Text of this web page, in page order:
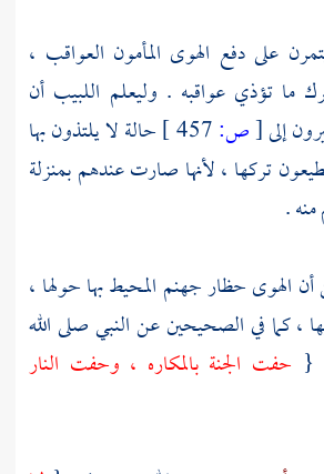
على دفع الهوى المأمون العواقب ،
ما تؤذي عواقبه . وليعلم اللبيب أن
إلى[ص:
حالة لا يلتذون بها
تركها ، لأنها صارت عندهم بمنزلة
.
أن الهوى حظار جهنم المحيط بها حولها ،
، كما في الصحيحين عن النبي صلى الله
{ حفت الجنة بالمكاره ، وحفت النار